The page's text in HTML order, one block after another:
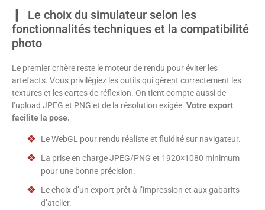
Le choix du simulateur selon les
fonctionnalités techniques et la compatibilité
photo
Le premier critère reste le moteur de rendu pour éviter les
artefacts. Vous privilégiez les outils qui gèrent correctement les
textures et les cartes de réflexion. On tient compte aussi de
l’upload JPEG et PNG et de la résolution exigée. Votre export
facilite la pose.
Le WebGL pour rendu réaliste et fluidité sur navigateur.
La prise en charge JPEG/PNG et 1920×1080 minimum
pour une bonne précision.
Le choix d’un export prêt à l’impression et aux gabarits
d’atelier.